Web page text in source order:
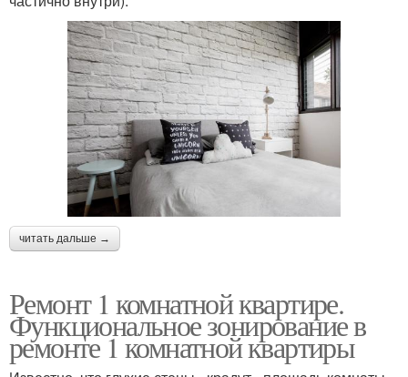
читать дальше →
Ремонт 1 комнатной квартире.
Функциональное зонирование в
ремонте 1 комнатной квартиры